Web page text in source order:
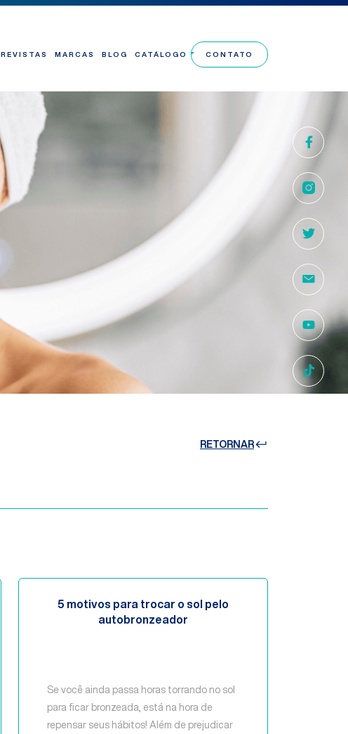
REVISTAS MARCAS BLOG CATÁLOGO CONTATO
RETORNAR
5 motivos para trocar o sol pelo
autobronzeador
Se você ainda passa horas torrando no sol
para ficar bronzeada, está na hora de
repensar seus hábitos! Além de prejudicar